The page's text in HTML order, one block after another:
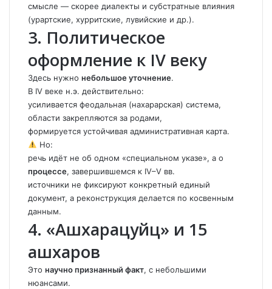
смысле — скорее диалекты и субстратные влияния
(урартские, хурритские, лувийские и др.).
3. Политическое
оформление к IV веку
Здесь нужно небольшое уточнение.
В IV веке н.э. действительно:
усиливается феодальная (нахарарская) система,
области закрепляются за родами,
формируется устойчивая административная карта.
Но:
речь идёт не об одном «специальном указе», а о
процессе, завершившемся к IV–V вв.
источники не фиксируют конкретный единый
документ, а реконструкция делается по косвенным
данным.
4. «Ашхарацуйц» и 15
ашхаров
Это научно признанный факт, с небольшими
нюансами.